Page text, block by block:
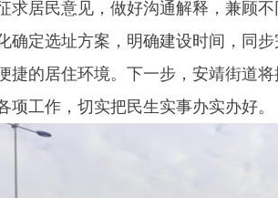
求居民意见，做好沟通解释，兼顾
确定选址方案，明确建设时间，同
捷的居住环境。下一步，安靖街道
项工作，切实把民生实事办实办好。